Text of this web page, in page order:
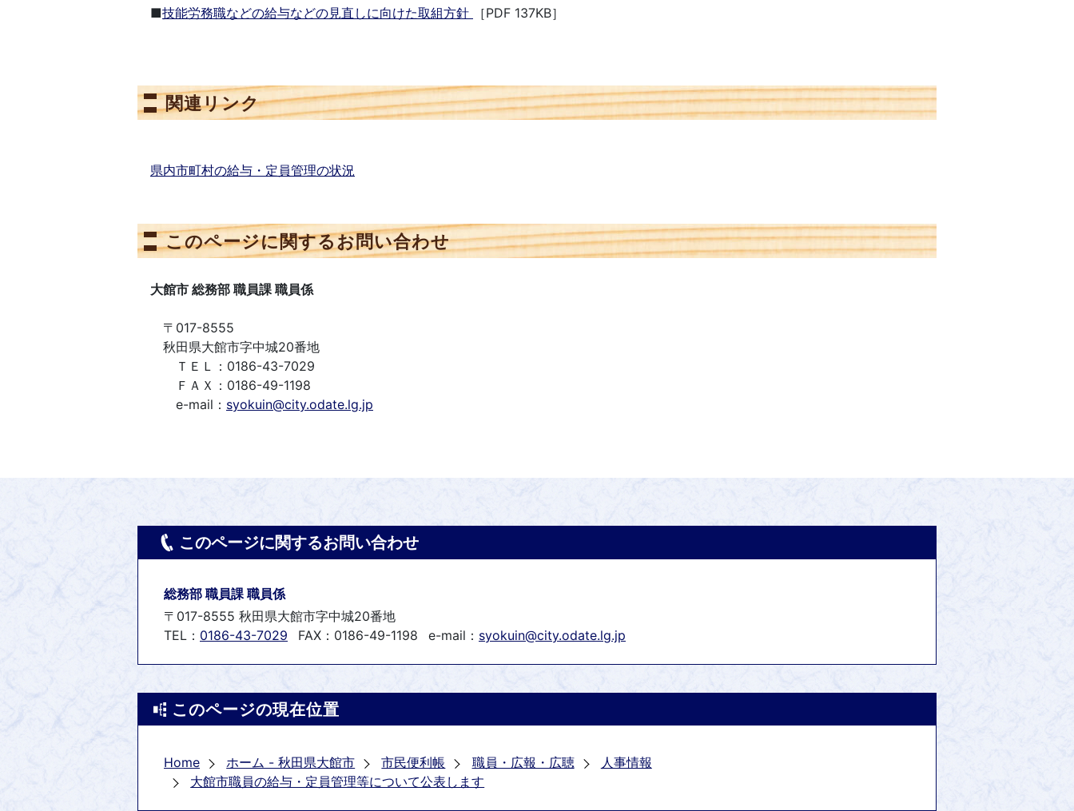
■技能労務職などの給与などの見直しに向けた取組方針 ［PDF 137KB］
関連リンク
県内市町村の給与・定員管理の状況
このページに関するお問い合わせ
大館市 総務部 職員課 職員係
〒017-8555
秋田県大館市字中城20番地
ＴＥＬ：0186-43-7029
ＦＡＸ：0186-49-1198
e-mail： syokuin@city.odate.lg.jp
このページに関するお問い合わせ
総務部 職員課 職員係
〒017-8555 秋田県大館市字中城20番地
TEL： 0186-43-7029 FAX：0186-49-1198 e-mail： syokuin@city.odate.lg.jp
このページの現在位置
Home ホーム - 秋田県大館市 市民便利帳 職員・広報・広聴
人事情報
大館市職員の給与・定員管理等について公表します